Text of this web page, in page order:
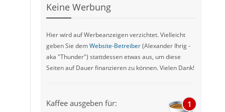
Keine Werbung
Hier wird auf Werbeanzeigen verzichtet. Vielleicht
geben Sie demWebsite-Betreiber(Alexander Ihrig -
aka "Thunder") stattdessen etwas aus, um diese
Seiten auf Dauer finanzieren zu können. Vielen Dank!
Kaffee ausgeben für: 1